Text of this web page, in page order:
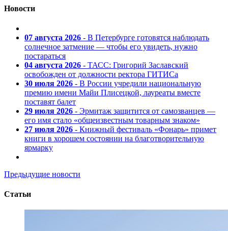
Новости
07 августа 2026 - В Петербурге готовятся наблюдать
солнечное затмение — чтобы его увидеть, нужно
постараться
04 августа 2026 - ТАСС: Григорий Заславский
освобожден от должности ректора ГИТИСа
30 июля 2026 - В России учредили национальную
премию имени Майи Плисецкой, лауреаты вместе
поставят балет
29 июля 2026 - Эрмитаж защитится от самозванцев —
его имя стало «общеизвестным товарным знаком»
27 июля 2026 - Книжный фестиваль «Фонарь» примет
книги в хорошем состоянии на благотворительную
ярмарку
Предыдущие новости
Статьи